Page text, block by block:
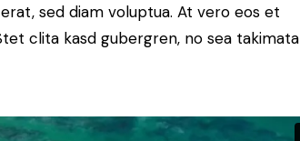
sed diam voluptua. At vero eos et
clita kasd gubergren, no sea takimata